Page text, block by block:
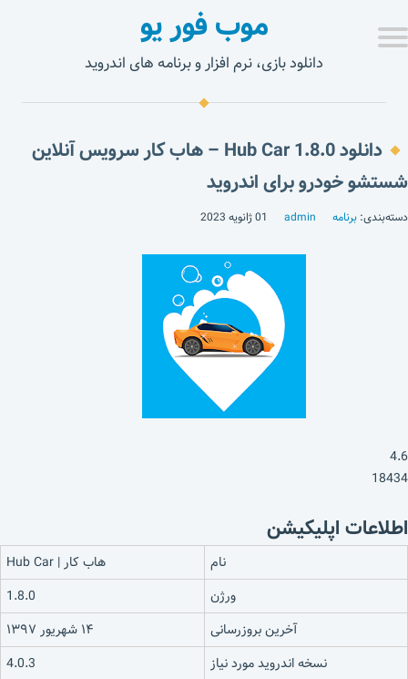
موب فور یو
دانلود بازی، نرم افزار و برنامه های اندروید
دانلود Hub Car 1.8.0 – هاب کار سرویس آنلاین
شستشو خودرو برای اندروید
دسته‌بندی: برنامه admin 01 ژانویه 2023
4.6
18434
اطلاعات اپلیکیشن
نام
هاب کار | Hub Car‎
ورژن
1.8.0
آخرین بروزرسانی
۱۴ شهریور ۱۳۹۷
نسخه اندروید مورد نیاز
4.0.3